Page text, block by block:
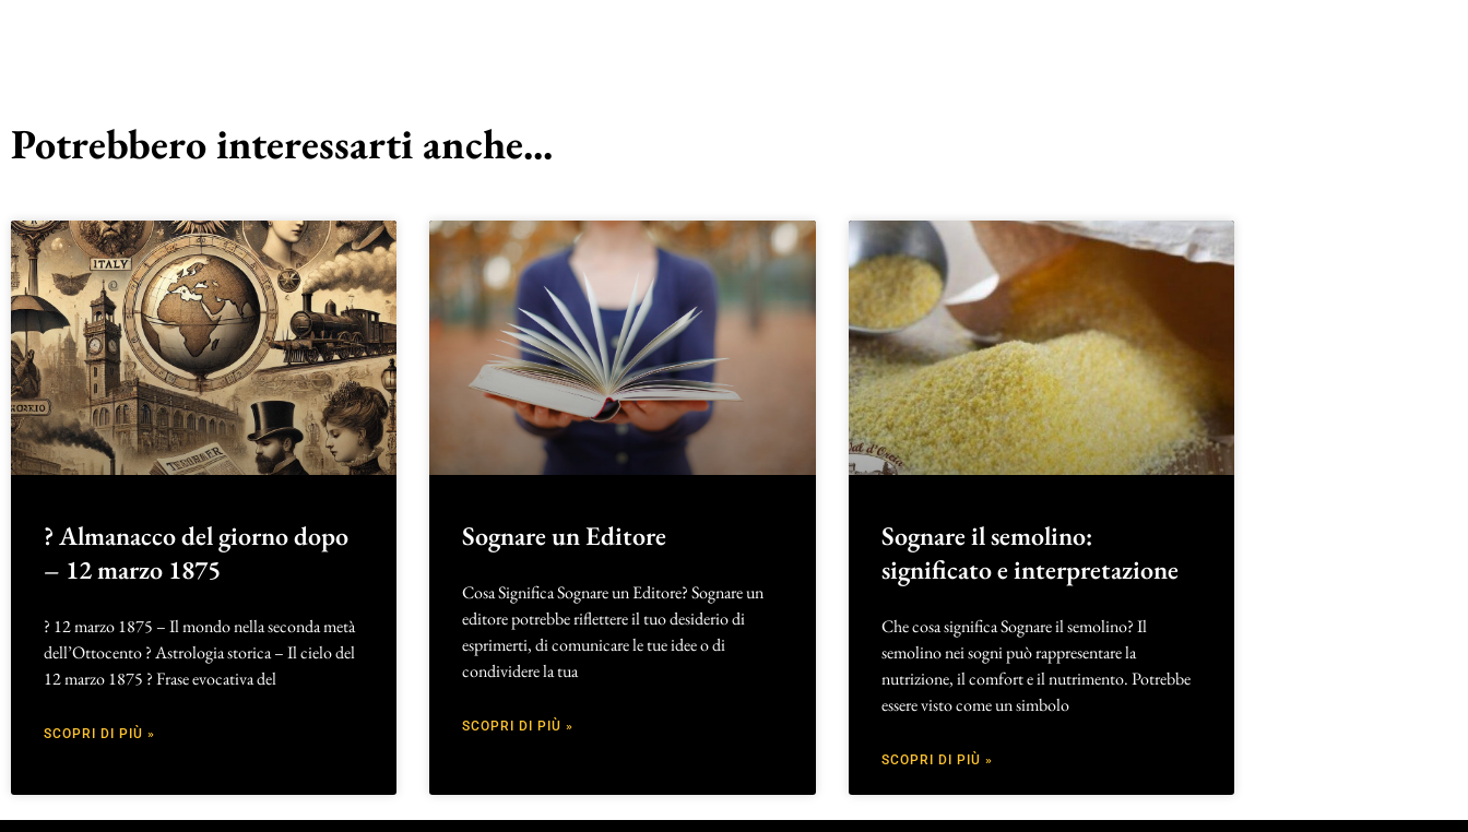
Potrebbero interessarti anche...
? Almanacco del giorno dopo
– 12 marzo 1875
? 12 marzo 1875 – Il mondo nella seconda metà
dell’Ottocento ? Astrologia storica – Il cielo del
12 marzo 1875 ? Frase evocativa del
SCOPRI DI PIÙ »
Sognare un Editore
Cosa Significa Sognare un Editore? Sognare un
editore potrebbe riflettere il tuo desiderio di
esprimerti, di comunicare le tue idee o di
condividere la tua
SCOPRI DI PIÙ »
Sognare il semolino:
significato e interpretazione
Che cosa significa Sognare il semolino? Il
semolino nei sogni può rappresentare la
nutrizione, il comfort e il nutrimento. Potrebbe
essere visto come un simbolo
SCOPRI DI PIÙ »